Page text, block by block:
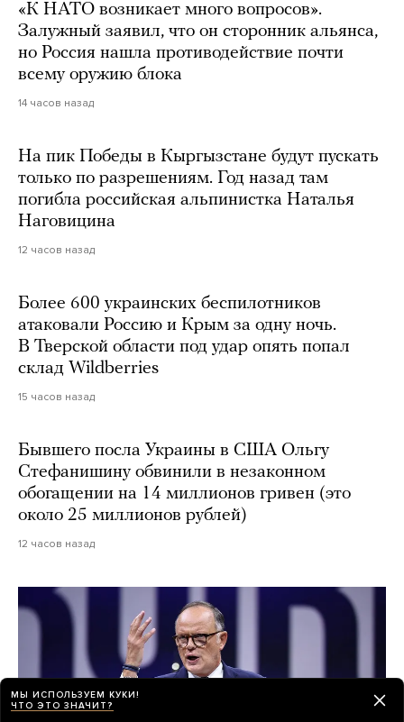
«К НАТО возникает много вопросов».
Залужный заявил, что он сторонник альянса,
но Россия нашла противодействие почти
всему оружию блока
14 часов назад
На пик Победы в Кыргызстане будут пускать
только по разрешениям. Год назад там
погибла российская альпинистка Наталья
Наговицина
12 часов назад
Более 600 украинских беспилотников
атаковали Россию и Крым за одну ночь.
В Тверской области под удар опять попал
склад Wildberries
15 часов назад
Бывшего посла Украины в США Ольгу
Стефанишину обвинили в незаконном
обогащении на 14 миллионов гривен (это
около 25 миллионов рублей)
12 часов назад
МЫ ИСПОЛЬЗУЕМ КУКИ!
ЧТО ЭТО ЗНАЧИТ?